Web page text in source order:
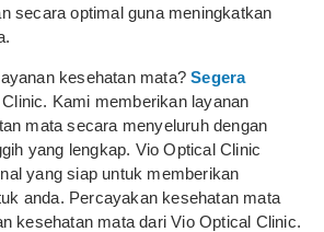
secara optimal guna meningkatkan
kesehatan mata?Segera
Kami memberikan layanan
mata secara menyeluruh dengan
yang lengkap. Vio Optical Clinic
yang siap untuk memberikan
anda. Percayakan kesehatan mata
kesehatan mata dari Vio Optical Clinic.